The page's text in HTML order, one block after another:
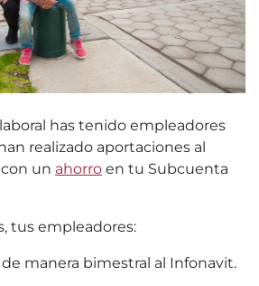
has tenido empleadores
realizado aportaciones al
un ahorro en tu Subcuenta
tus empleadores:
manera bimestral al Infonavit.